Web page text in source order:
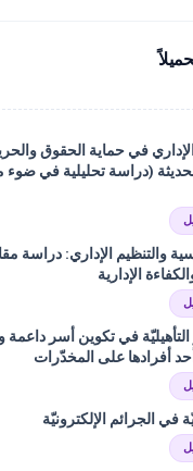
في حماية الحقوق
(دراسة تحليلية في ضوء
والتنظيم الإداري: دراسة
الإدارية
التأهيليّة في تكوين أسر
أفرادها على المخدّرات
في الجرائم الإلكترونيّة